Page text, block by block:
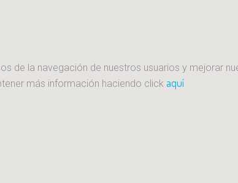
de la navegación de nuestros usuarios y mejorar
más información haciendo click aquí